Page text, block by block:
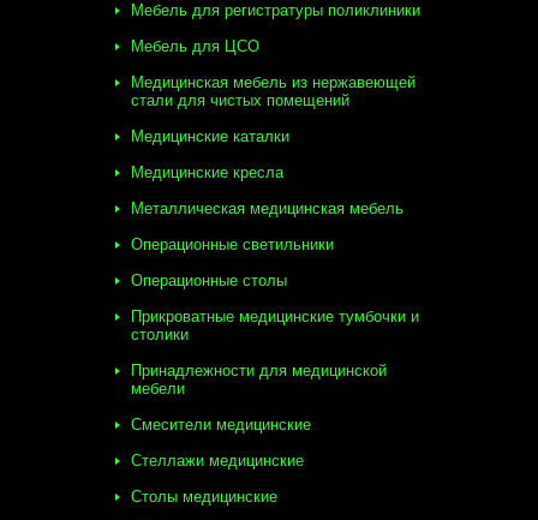
Мебель для регистратуры поликлиники
Мебель для ЦСО
Медицинская мебель из нержавеющей
стали для чистых помещений
Медицинские каталки
Медицинские кресла
Металлическая медицинская мебель
Операционные светильники
Операционные столы
Прикроватные медицинские тумбочки и
столики
Принадлежности для медицинской
мебели
Смесители медицинские
Стеллажи медицинские
Столы медицинские